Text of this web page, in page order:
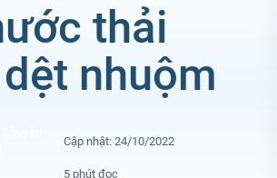
thải
nhuộm
Cập nhật: 24/10/2022
5 phút đọc